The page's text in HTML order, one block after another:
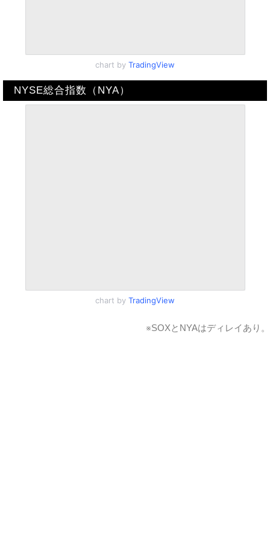
chart by TradingView
NYSE総合指数（NYA）
chart by TradingView
※SOXとNYAはディレイあり。